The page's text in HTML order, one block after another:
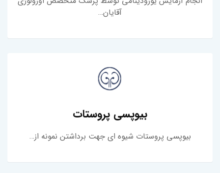
آقایان…
بیوپسی پروستات
بیوپسی پروستات شیوه ای جهت برداشتن نمونه از…